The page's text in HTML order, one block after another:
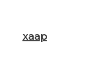
хаар